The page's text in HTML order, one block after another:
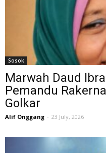
Sosok
Marwah Daud
Pemandu
Golkar
Alif Onggang - 23 July, 2026